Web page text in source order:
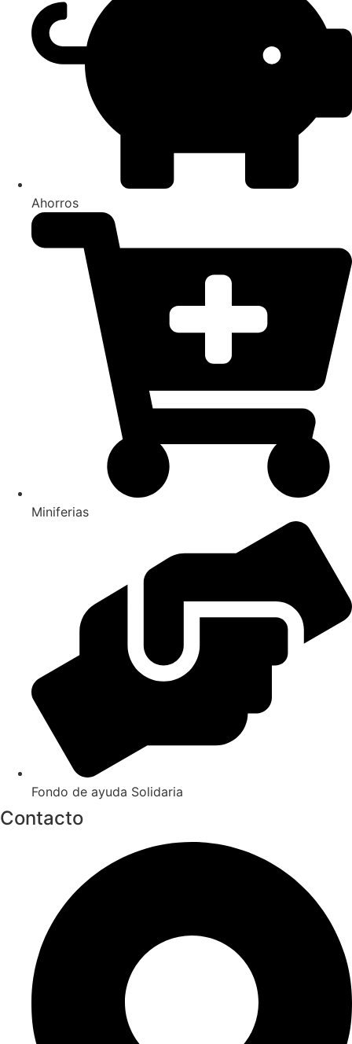
Ahorros
Miniferias
Fondo de ayuda Solidaria
Contacto